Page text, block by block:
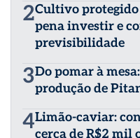
2Cultivo
pena investir e
previsibilidade
3Do pomar à
produção de
4Limão-caviar:
cerca de R$2 mil